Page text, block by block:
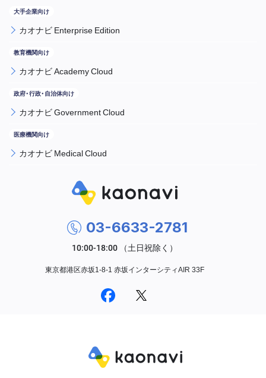
カオナビ Enterprise Edition
カオナビ Academy Cloud
カオナビ Government Cloud
カオナビ Medical Cloud
03-6633-2781
東京都港区赤坂1-8-1 赤坂インターシティAIR 33F